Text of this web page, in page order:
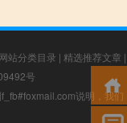
网站分类目录 | 精选推荐文章 |
号
说明，我们